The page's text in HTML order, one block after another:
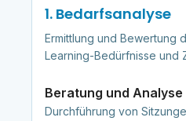
1. Bedarfsanalyse
Ermittlung und Bewertung
Learning-Bedürfnisse und
Beratung und Analyse
Durchführung von